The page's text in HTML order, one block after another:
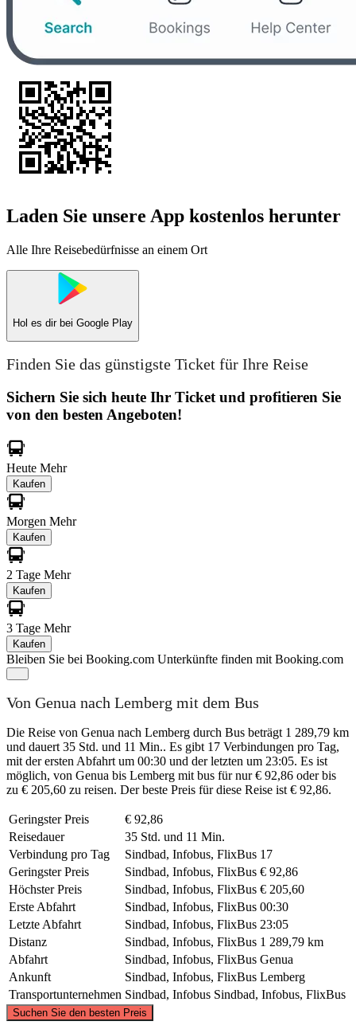
Laden Sie unsere App kostenlos herunter
Alle Ihre Reisebedürfnisse an einem Ort
Hol es dir bei Google Play
Finden Sie das günstigste Ticket für Ihre Reise
Sichern Sie sich heute Ihr Ticket und profitieren Sie
von den besten Angeboten!
Heute Mehr
Kaufen
Morgen Mehr
Kaufen
2 Tage Mehr
Kaufen
3 Tage Mehr
Kaufen
Bleiben Sie bei Booking.com Unterkünfte finden mit Booking.com
Von Genua nach Lemberg mit dem Bus
Die Reise von Genua nach Lemberg durch Bus beträgt 1 289,79 km
und dauert 35 Std. und 11 Min.. Es gibt 17 Verbindungen pro Tag,
mit der ersten Abfahrt um 00:30 und der letzten um 23:05. Es ist
möglich, von Genua bis Lemberg mit bus für nur € 92,86 oder bis
zu € 205,60 zu reisen. Der beste Preis für diese Reise ist € 92,86.
Geringster Preis
€ 92,86
Reisedauer
35 Std. und 11 Min.
Verbindung pro Tag
Sindbad, Infobus, FlixBus 17
Geringster Preis
Sindbad, Infobus, FlixBus € 92,86
Höchster Preis
Sindbad, Infobus, FlixBus € 205,60
Erste Abfahrt
Sindbad, Infobus, FlixBus 00:30
Letzte Abfahrt
Sindbad, Infobus, FlixBus 23:05
Distanz
Sindbad, Infobus, FlixBus 1 289,79 km
Abfahrt
Sindbad, Infobus, FlixBus Genua
Ankunft
Sindbad, Infobus, FlixBus Lemberg
Transportunternehmen Sindbad, Infobus Sindbad, Infobus, FlixBus
Suchen Sie den besten Preis
©CARTO, ©OpenStreetMapcontributors